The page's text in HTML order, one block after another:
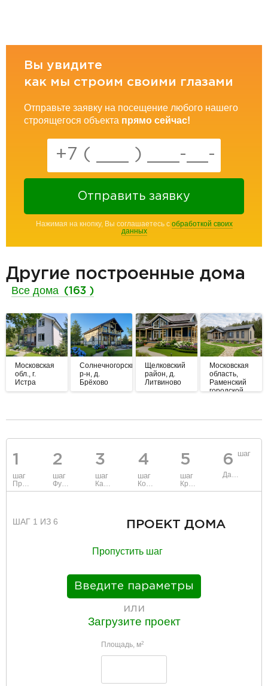
Вы увидите
как мы строим своими глазами
Отправьте заявку на посещение любого нашего
строящегося объекта прямо сейчас!
Отправить заявку
Нажимая на кнопку, Вы соглашаетесь с обработкой своих
данных
Другие построенные дома
Все дома (163 )
Московская
обл., г.
Истра
Солнечногорский
р-н, д.
Брёхово
Щелковский
район, д.
Литвиново
Московская
область,
Раменский
городской
1
шаг
Проект
2
шаг
Фундамент
3
шаг
Каркас и стены
4
шаг
Коммуникации
5
шаг
Крыша
6 шаг
Данные
ШАГ 1 ИЗ 6 ПРОЕКТ ДОМА
Пропустить шаг
Введите параметры
или
Загрузите проект
Площадь, м2